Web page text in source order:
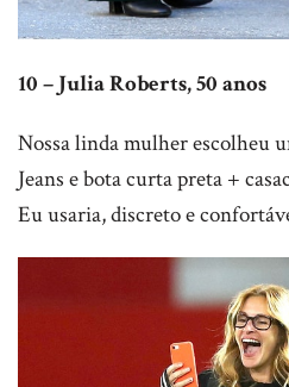
10 – Julia Roberts, 50 anos
Nossa linda mulher escolheu
Jeans e bota curta preta +
Eu usaria, discreto e